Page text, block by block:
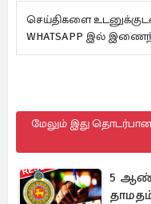
செய்திகளை
WHATSAPP இல்
மேலும் இது
5